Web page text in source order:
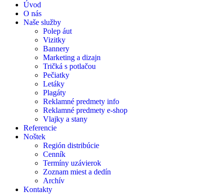
Úvod
O nás
Naše služby
Polep áut
Vizitky
Bannery
Marketing a dizajn
Tričká s potlačou
Pečiatky
Letáky
Plagáty
Reklamné predmety info
Reklamné predmety e-shop
Vlajky a stany
Referencie
Noštek
Región distribúcie
Cenník
Termíny uzávierok
Zoznam miest a dedín
Archív
Kontakty